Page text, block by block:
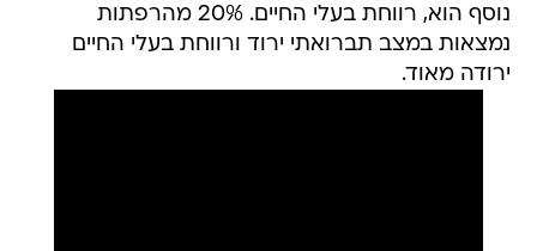
נוסף הוא, רווחת בעלי החיים. 20% מהרפתות
נמצאות במצב תברואתי ירוד ורווחת בעלי החיים
ירודה מאוד.